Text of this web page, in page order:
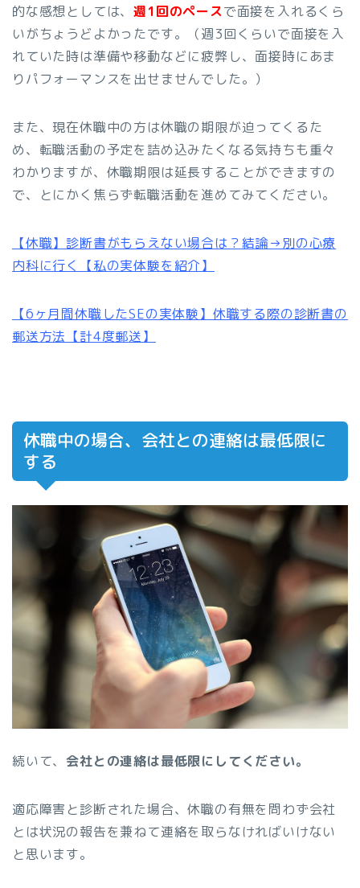
的な感想としては、週1回のペースで面接を入れるくら
いがちょうどよかったです。（週3回くらいで面接を入
れていた時は準備や移動などに疲弊し、面接時にあま
りパフォーマンスを出せませんでした。）
また、現在休職中の方は休職の期限が迫ってくるた
め、転職活動の予定を詰め込みたくなる気持ちも重々
わかりますが、休職期限は延長することができますの
で、とにかく焦らず転職活動を進めてみてください。
【休職】診断書がもらえない場合は？結論→別の心療
内科に行く【私の実体験を紹介】
【6ヶ月間休職したSEの実体験】休職する際の診断書の
郵送方法【計4度郵送】
休職中の場合、会社との連絡は最低限に
する
続いて、 会社との連絡は最低限にしてください。
適応障害と診断された場合、休職の有無を問わず会社
とは状況の報告を兼ねて連絡を取らなければいけない
と思います。